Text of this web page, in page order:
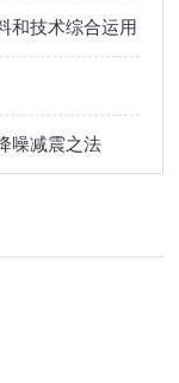
和技术综合运用
噪减震之法